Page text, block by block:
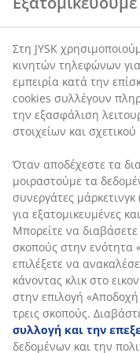
Δεν χρειάζεται να
ανακαινίσετε το σπίτι
δώσετε νέα πνοή στο
Τα είδη διακόσμησης
διακοσμητικά να
ενώ μπορείτε να τα
οικονομικά. Άλλωστε,
υπάρχουσα διακόσμησή
Ακόμα, μπορείτε να
μικρά, πολύχρωμα
αποθηκεύονται
πορτατίφ ή φωτιστικά
ζεστή ατμόσφαιρα και
γωνιά.
Αν δυσκολεύεστε να
χρώματα, διαβάστε στο
διακόσμησηςκαι
ειδικών της JYSK.
Στη JYSK έχουμε
ένα μεγάλο εύρος των
Στη JYSK
κινητών τηλεφώνων
εμπειρία κατά την
cookies συλλέγουν
την εξασφάλιση
στοιχείων και
Όταν αποδέχεστε τα
μοιραστούμε τα
συνεργάτες
για εξατομικευμένες
Μπορείτε να
σκοπούς στην ενότητα
επιλέξετε να
κάνοντας κλικ στο
στην επιλογή
τρεις σκοπούς.
συλλογή και την
δεδομένων και την